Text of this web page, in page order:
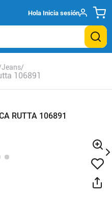
Hola Inicia sesión
Jeans
106891
RUTTA 106891